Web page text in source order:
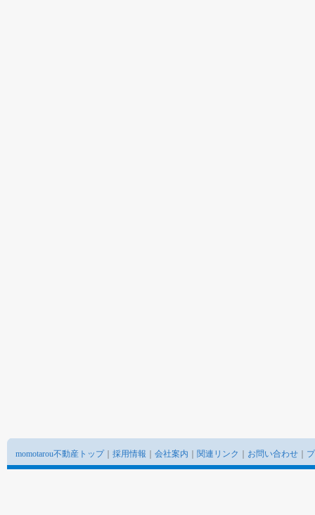
momotarou不動産トップ｜ 採用情報 会社案内 関連リンク お問い合わせ